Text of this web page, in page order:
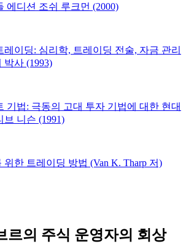
에디션 조쉬 루크먼 (2000)
레이딩: 심리학, 트레이딩 전술, 자금 관리
박사 (1993)
기법: 극동의 고대 투자 기법에 대한 현대
브 니슨 (1991)
한 트레이딩 방법 (Van K. Tharp 저)
르의 주식 운영자의 회상